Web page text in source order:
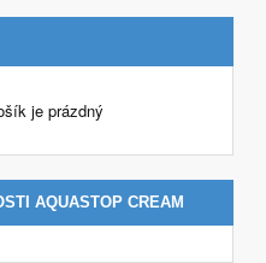
je prázdný
AQUASTOP CREAM